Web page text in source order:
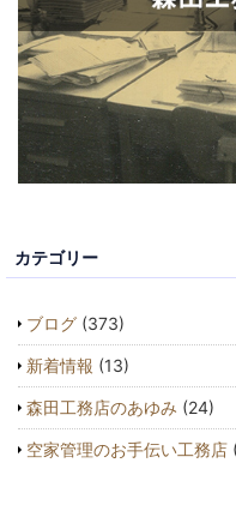
カテゴリー
ブログ (373)
新着情報 (13)
森田工務店のあゆみ (24)
空家管理のお手伝い工務店